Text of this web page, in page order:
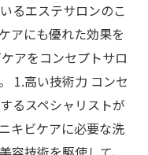
るエステサロンのこ
アにも優れた効果を
アをコンセプトサロ
1.高い技術力 コンセ
るスペシャリストが
キビケアに必要な洗